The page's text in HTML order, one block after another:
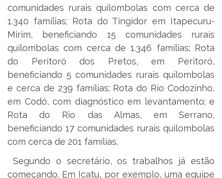
comunidades rurais quilombolas com cerca de
1.340 famílias; Rota do Tingidor em Itapecuru-
Mirim, beneficiando 15 comunidades rurais
quilombolas com cerca de 1.346 famílias; Rota
do Peritoró dos Pretos, em Peritoró,
beneficiando 5 comunidades rurais quilombolas
e cerca de 239 famílias; Rota do Rio Codozinho,
em Codó, com diagnóstico em levantamento; e
Rota do Rio das Almas, em Serrano,
beneficiando 17 comunidades rurais quilombolas
com cerca de 201 famílias.
Segundo o secretário, os trabalhos já estão
começando. Em Icatu, por exemplo, uma equipe